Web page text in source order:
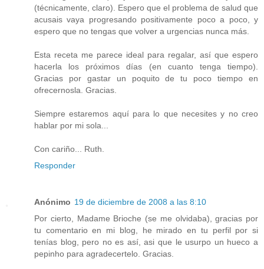
(técnicamente, claro). Espero que el problema de salud que
acusais vaya progresando positivamente poco a poco, y
espero que no tengas que volver a urgencias nunca más.
Esta receta me parece ideal para regalar, así que espero
hacerla los próximos días (en cuanto tenga tiempo).
Gracias por gastar un poquito de tu poco tiempo en
ofrecernosla. Gracias.
Siempre estaremos aquí para lo que necesites y no creo
hablar por mi sola...
Con cariño... Ruth.
Responder
Anónimo 19 de diciembre de 2008 a las 8:10
Por cierto, Madame Brioche (se me olvidaba), gracias por
tu comentario en mi blog, he mirado en tu perfil por si
tenías blog, pero no es así, asi que le usurpo un hueco a
pepinho para agradecertelo. Gracias.